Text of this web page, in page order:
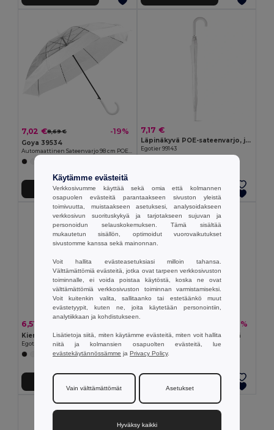
7,02 €8,69 € -19%
Goya 39534
Lisää Ostokoriin
7,17 €
Läpinäkyvä POE-sateenvarjo, jossa on automaattinen avautuminen
Egotier 99143
Lisää Ostokoriin
6,51 €
Kierrätetystä polyesteristä (100% rPET) pongeeta-sateenvarjo automaattisella avausmekanismilla
Egotier 99149
+1 Värit
-10%
Sateenvarjo 190T polyesteriä
Egotier 99098
Käytämme evästeitä
Verkkosivumme käyttää sekä omia että kolmannen
osapuolen evästeitä parantaakseen sivuston yleistä
toimivuutta, muistaakseen asetuksesi, analysoidakseen
verkkosivun suorituskykyä ja tarjotakseen sujuvan ja
personoidun selauskokemuksen. Tämä sisältää
mukautetun sisällön, optimoidut vuorovaikutukset
sivustomme kanssa sekä mainonnan.
Voit hallita evästeasetuksiasi milloin tahansa.
Välttämättömiä evästeitä, jotka ovat tarpeen verkkosivuston
toiminnalle, ei voida poistaa käytöstä, koska ne ovat
välttämättömiä verkkosivuston toiminnan varmistamiseksi.
Voit kuitenkin valita, sallitaanko tai estetäänkö muut
evästetyypit, kuten ne, joita käytetään personointiin,
analytiikkaan ja kohdistukseen.
Lisätietoja siitä, miten käytämme evästeitä, miten voit hallita
niitä ja kolmansien osapuolten evästeitä, lue
evästekäytännössämme ja Privacy Policy.
Vain välttämättömät Asetukset
Hyväksy kaikki